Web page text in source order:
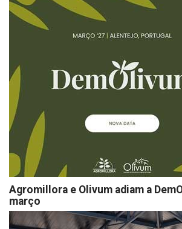
Agromillora e Olivum adiam a
março